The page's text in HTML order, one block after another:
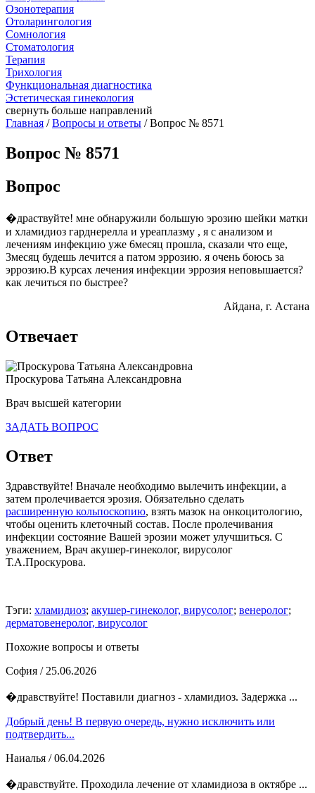
Озонотерапия
Отоларингология
Сомнология
Стоматология
Терапия
Трихология
Функциональная диагностика
Эстетическая гинекология
свернуть больше направлений
Главная /Вопросы и ответы / Вопрос № 8571
Вопрос № 8571
Вопрос
�драствуйте! мне обнаружили большую эрозию шейки матки
и хламидиоз гарднерелла и уреаплазму , я с анализом и
лечениям инфекцию уже 6месяц прошла, сказали что еще,
3месяц будешь лечится а патом эррозию. я очень боюсь за
эррозию.В курсах лечения инфекции эррозия неповышается?
как лечиться по быстрее?
Айдана, г. Астана
Отвечает
Проскурова Татьяна Александровна
Врач высшей категории
ЗАДАТЬ ВОПРОС
Ответ
Здравствуйте! Вначале необходимо вылечить инфекции, а
затем пролечивается эрозия. Обязательно сделать
расширенную кольпоскопию, взять мазок на онкоцитологию,
чтобы оценить клеточный состав. После пролечивания
инфекции состояние Вашей эрозии может улучшиться. С
уважением, Врач акушер-гинеколог, вирусолог
Т.А.Проскурова.
Тэги: хламидиоз; акушер-гинеколог, вирусолог; венеролог;
дерматовенеролог, вирусолог
Похожие вопросы и ответы
София / 25.06.2026
�дравствуйте! Поставили диагноз - хламидиоз. Задержка ...
Добрый день! В первую очередь, нужно исключить или
подтвердить...
Наиалья / 06.04.2026
�дравствуйте. Проходила лечение от хламидиоза в октябре ...